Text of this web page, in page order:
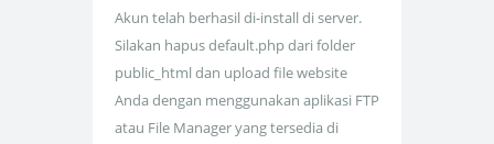
Akun telah berhasil di-install di server.
Silakan hapus default.php dari folder
public_html dan upload file website
Anda dengan menggunakan aplikasi FTP
atau File Manager yang tersedia di